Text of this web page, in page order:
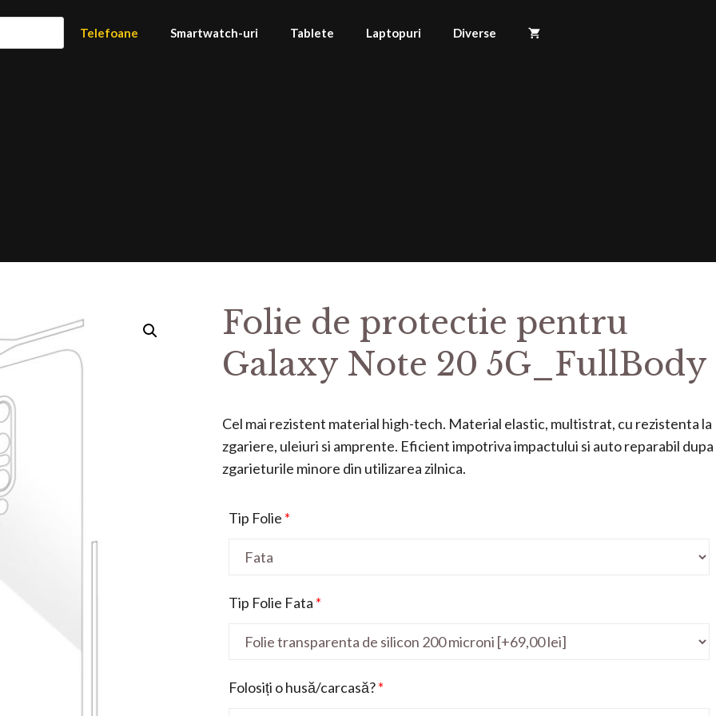
Telefoane Smartwatch-uri Tablete Laptopuri Diverse
Folie de protectie pentru
Galaxy Note 20 5G_FullBody
Cel mai rezistent material high-tech. Material elastic, multistrat, cu rezistenta la
zgariere, uleiuri si amprente. Eficient impotriva impactului si auto reparabil dupa
zgarieturile minore din utilizarea zilnica.
Tip Folie *
Tip Folie Fata *
Folosiți o husă/carcasă?*